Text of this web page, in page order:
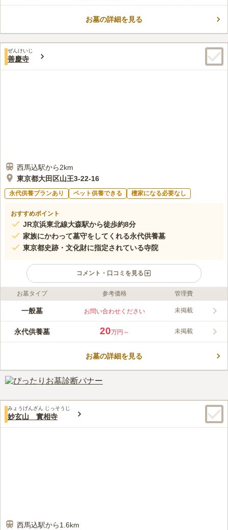
院は1635年、寛永寺塔頭三明院を前身とし、天海僧正の弟子が
口コミ評価
この霊園はまだ誰からも評価されていません。
お墓の詳細を見る
ぜんけいじ
善慶寺
西馬込駅から2km
東京都大田区山王3-22-16
永代供養プランあり ペット供養できる 檀家になる必要なし
おすすめポイント
JR京浜東北線大森駅から徒歩約8分
家族にかわって墓守をしてくれる永代供養墓
東京都史跡・文化財に指定されている寺院
コメント・口コミを見る
ライフドット編集部のコメント
700年以上の歴史がある善慶寺は、山門をくぐると静寂な境内に
として開放されており、墓所内も落ち着いてます。敷地内には、
ペット供養塔もあるため、大切なペットと同じ空間に眠ることが
この霊園はまだ誰からも評価されていません。
お墓タイプ 参考価格 管理費
一般墓 お問い合わせください 未掲載
永代供養墓 20万円～ 未掲載
お墓の詳細を見る
みょうげんざん じっそうじ
妙玄山 實相寺
西馬込駅から1.6km